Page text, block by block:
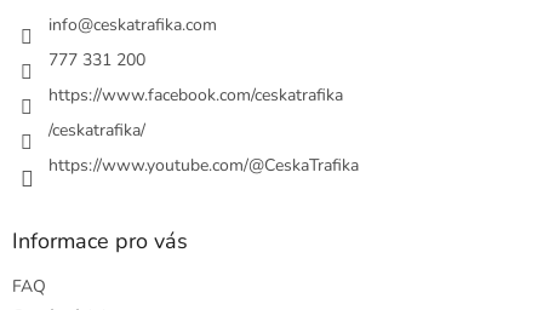
info@ceskatrafika.com
777 331 200
https://www.facebook.com/ceskatrafika
/ceskatrafika/
https://www.youtube.com/@CeskaTrafika
Informace pro vás
FAQ